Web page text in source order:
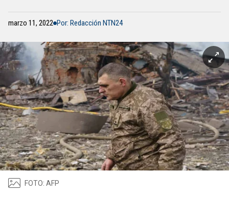
marzo 11, 2022 Por: Redacción NTN24
FOTO: AFP